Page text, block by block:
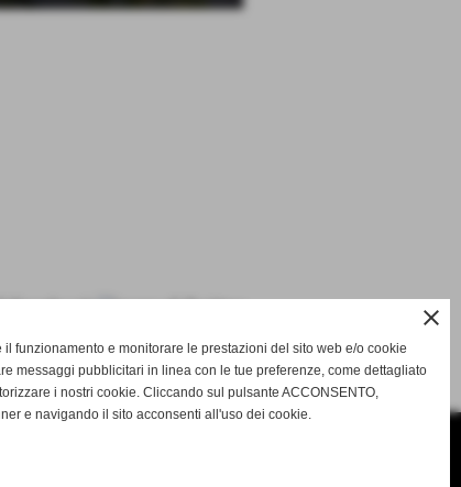
SUCCESSIVO >>
close
funzionamento e monitorare le prestazioni del sito web e/o cookie
messaggi pubblicitari in linea con le tue preferenze, come dettagliato
i nostri cookie. Cliccando sul pulsante ACCONSENTO,
e navigando il sito acconsenti all'uso dei cookie.